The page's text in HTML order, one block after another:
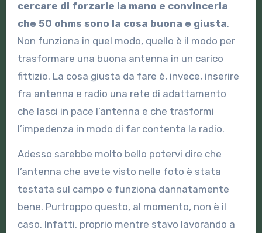
cercare di forzarle la mano e convincerla
che 50 ohms sono la cosa buona e giusta.
Non funziona in quel modo, quello è il modo per
trasformare una buona antenna in un carico
fittizio. La cosa giusta da fare è, invece, inserire
fra antenna e radio una rete di adattamento
che lasci in pace l’antenna e che trasformi
l’impedenza in modo di far contenta la radio.
Adesso sarebbe molto bello potervi dire che
l’antenna che avete visto nelle foto è stata
testata sul campo e funziona dannatamente
bene. Purtroppo questo, al momento, non è il
caso. Infatti, proprio mentre stavo lavorando a